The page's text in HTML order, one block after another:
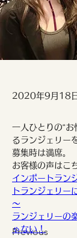
2020年9月18日
Previous
一人ひとりの“お
るランジェリー
募集時は満席。
お客様の声はこ
インポートラン
トランジェリー
～
ランジェリーの
ゃない！